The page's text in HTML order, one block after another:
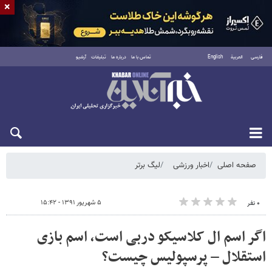
فارسی العربية English تماس با ما درباره ما تبلیغات آرشیو
شنبه ۱۷ مرداد ۱۴۰۵
صفحه اصلی اخبار ورزشی لیگ برتر
۰ نفر ۵ شهریور ۱۳۹۱ - ۱۵:۴۲
اگر اسم ال کلاسیکو دربی است، اسم بازی
استقلال – پرسپولیس چیست؟
×